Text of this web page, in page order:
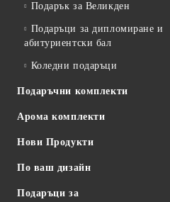
Подарък за Великден
Подаръци за дипломиране и
абитуриентски бал
Коледни подаръци
Подаръчни комплекти
Арома комплекти
Нови Продукти
По ваш дизайн
Подаръци за